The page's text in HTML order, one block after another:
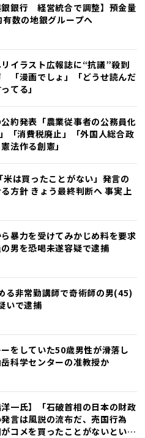
銀銀行 経営統合で調整】預金量
数の地銀グループへ
リイラスト広報誌に“抗議”殺到
「漫画でしょ」「どうせ読んだ
てる」
公約発表「農業従事者の公務員化
「消費税廃止」「外国人総合政
法作る創憲」
米は買ったことがない」発言の
方針 きょう最終判断へ 事実上
ら暴力を受けてみかじめ料を要求
男を恐喝未遂容疑で逮捕
る非常勤講師で奇術師の男(45)
いで逮捕
をしていた50歳男性が滑落し
科学センターの准教授か
洋一氏】「石破首相の日本の財政
言は風説の流布だ、売国行為
コメを買ったことがないという